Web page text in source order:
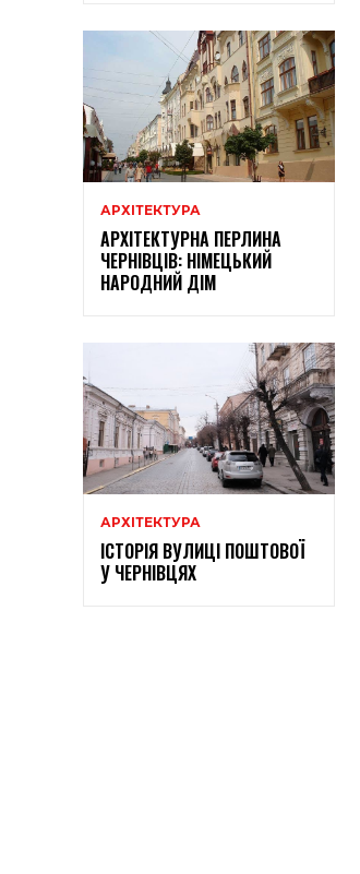
АРХІТЕКТУРА
АРХІТЕКТУРНА ПЕРЛИНА
ЧЕРНІВЦІВ: НІМЕЦЬКИЙ
НАРОДНИЙ ДІМ
АРХІТЕКТУРА
ІСТОРІЯ ВУЛИЦІ ПОШТОВОЇ
У ЧЕРНІВЦЯХ